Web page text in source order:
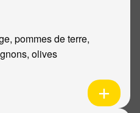
pommes de terre,
olives